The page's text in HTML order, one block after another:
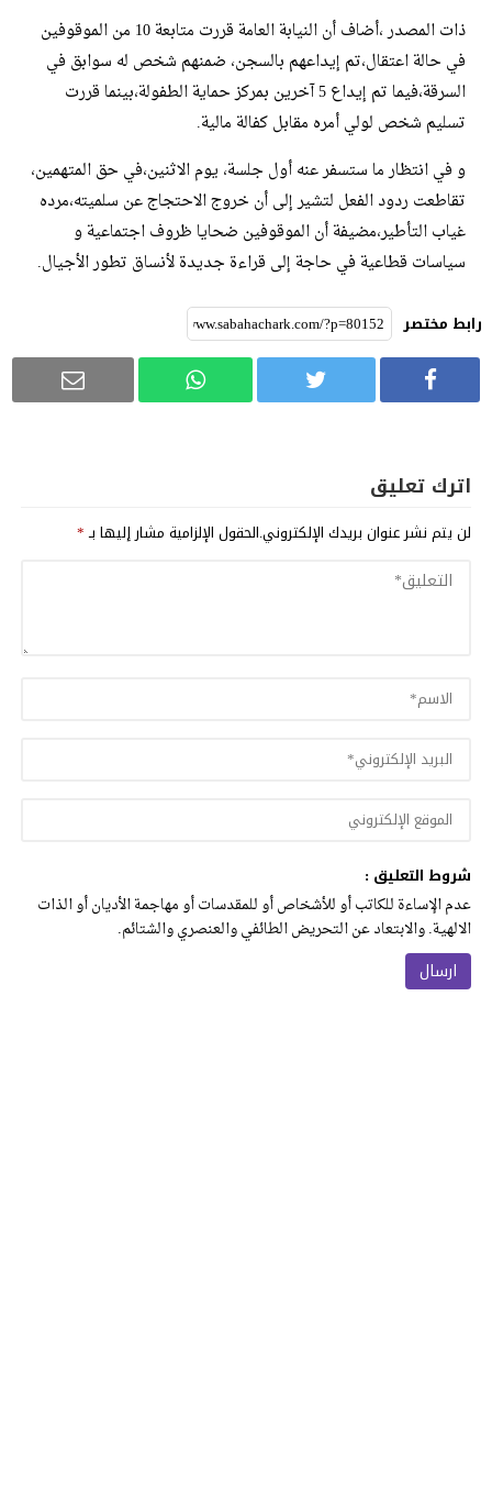
ذات المصدر ،أضاف أن النيابة العامة قررت متابعة 10 من الموقوفين
في حالة اعتقال،تم إيداعهم بالسجن، ضمنهم شخص له سوابق في
السرقة،فيما تم إيداع 5 آخرين بمركز حماية الطفولة،بينما قررت
تسليم شخص لولي أمره مقابل كفالة مالية.
و في انتظار ما ستسفر عنه أول جلسة، يوم الاثنين،في حق المتهمين،
تقاطعت ردود الفعل لتشير إلى أن خروج الاحتجاج عن سلميته،مرده
غياب التأطير،مضيفة أن الموقوفين ضحايا ظروف اجتماعية و
سياسات قطاعية في حاجة إلى قراءة جديدة لأنساق تطور الأجيال.
رابط مختصر
اترك تعليق
لن يتم نشر عنوان بريدك الإلكتروني.الحقول الإلزامية مشار إليها بـ*
شروط التعليق :
عدم الإساءة للكاتب أو للأشخاص أو للمقدسات أو مهاجمة الأديان أو الذات
الالهية. والابتعاد عن التحريض الطائفي والعنصري والشتائم.